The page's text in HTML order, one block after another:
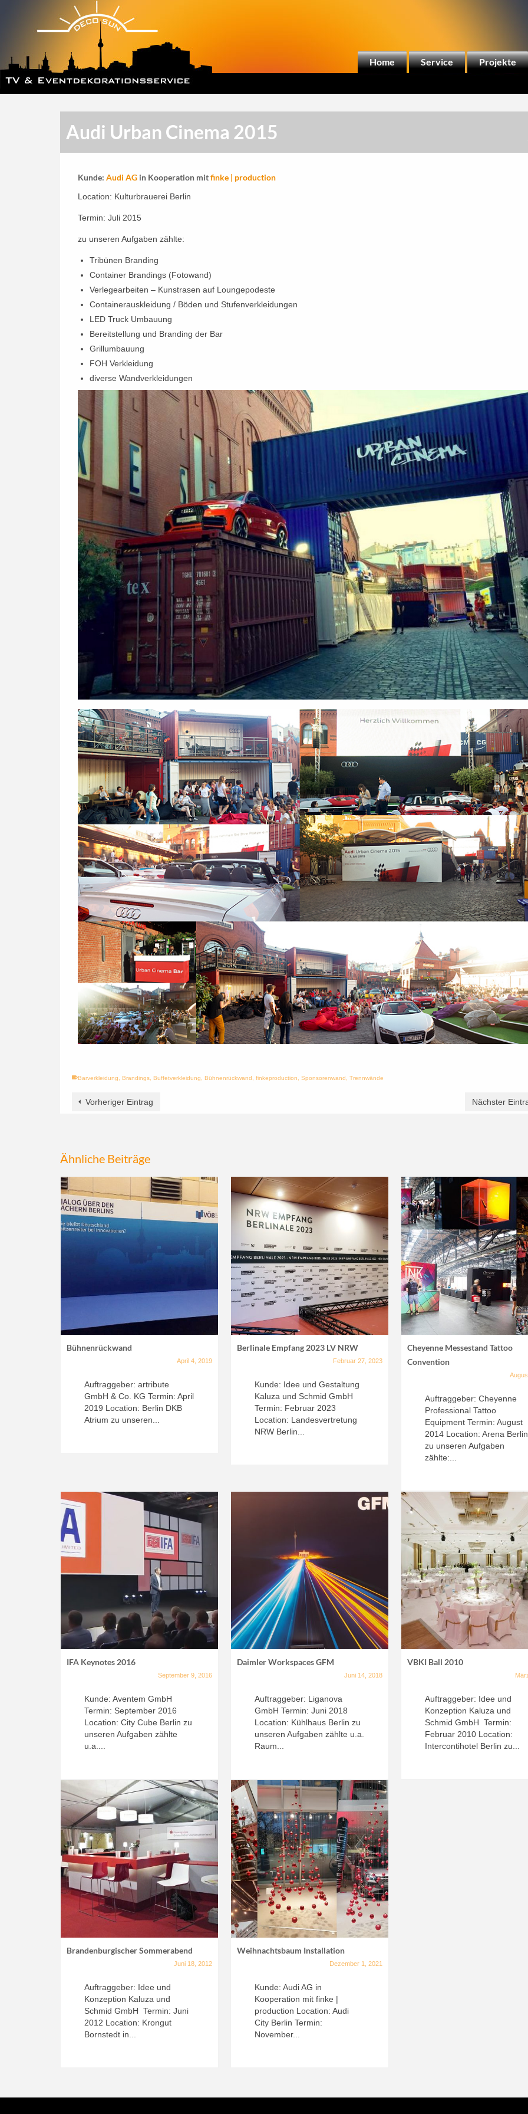
Home Service Projekte
Audi Urban Cinema 2015
Kunde: Audi AG in Kooperation mitfinke | production
Location: Kulturbrauerei Berlin
Termin: Juli 2015
zu unseren Aufgaben zählte:
Tribünen Branding
Container Brandings (Fotowand)
Verlegearbeiten – Kunstrasen auf Loungepodeste
Containerauskleidung / Böden und Stufenverkleidungen
LED Truck Umbauung
Bereitstellung und Branding der Bar
Grillumbauung
FOH Verkleidung
diverse Wandverkleidungen
Barverkleidung, Brandings, Buffetverkleidung, Bühnenrückwand , finkeproduction, Sponsorenwand , Trennwände
Vorheriger Eintrag Nächster
Ähnliche Beiträge
Bühnenrückwand
April 4, 2019
Auftraggeber: artribute
GmbH & Co. KG Termin: April
2019 Location: Berlin DKB
Atrium zu unseren...
Berlinale Empfang 2023 LV NRW
Februar 27, 2023
Kunde: Idee und Gestaltung
Kaluza und Schmid GmbH
Termin: Februar 2023
Location: Landesvertretung
NRW Berlin...
Cheyenne Messestand Tattoo
Convention
Auftraggeber: Cheyenne
Professional Tattoo
Equipment Termin: August
2014 Location: Arena Berlin
zu unseren Aufgaben
zählte:...
IFA Keynotes 2016
September 9, 2016
Kunde: Aventem GmbH
Termin: September 2016
Location: City Cube Berlin zu
unseren Aufgaben zählte
u.a....
Daimler Workspaces GFM
Juni 14, 2018
Auftraggeber: Liganova
GmbH Termin: Juni 2018
Location: Kühlhaus Berlin zu
unseren Aufgaben zählte u.a.
Raum...
VBKI Ball 2010
Auftraggeber: Idee und
Konzeption Kaluza und
Schmid GmbH Termin:
Februar 2010 Location:
Intercontihotel Berlin zu...
Brandenburgischer Sommerabend
Juni 18, 2012
Auftraggeber: Idee und
Konzeption Kaluza und
Schmid GmbH Termin: Juni
2012 Location: Krongut
Bornstedt in...
Weihnachtsbaum Installation
Dezember 1, 2021
Kunde: Audi AG in
Kooperation mit finke |
production Location: Audi
City Berlin Termin:
November...